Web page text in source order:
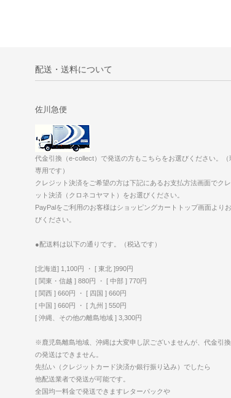
配送・送料について
佐川急便
代金引換（e-collect）で発送の方もこちらをお選びください。（
専用です）
クレジット決済をご希望の方は下記にあるお支払方法画面でク
ット決済（クロネコヤマト）をお選びください。
PayPalをご利用のお客様はショッピングカートトップ画面より
びください。
●配送料は以下の通りです。（税込です）
[北海道] 1,100円 ・ [ 東北 ]990円
[ 関東・信越 ] 880円 ・ [ 中部 ] 770円
[ 関西 ] 660円 ・ [ 四国 ] 660円
[ 中国 ] 660円 ・ [ 九州 ] 550円
[ 沖縄、その他の離島地域 ] 3,300円
※鹿児島離島地域、沖縄は大変申し訳ございませんが、代金引
の発送はできません。
先払い（クレジットカード決済か銀行振り込み）でしたら
他配送業者で発送が可能です。
全国均一料金で発送できますレターパックや